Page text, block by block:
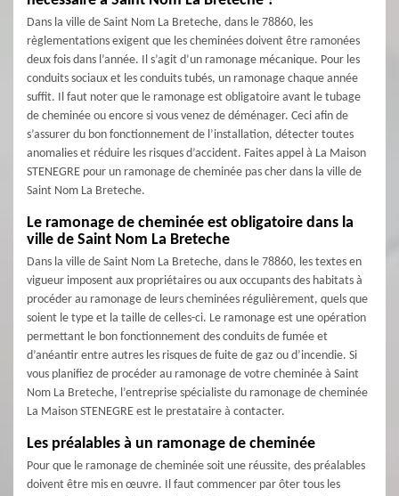
Dans la ville de Saint Nom La Breteche, dans le 78860, les
règlementations exigent que les cheminées doivent être ramonées
deux fois dans l’année. Il s’agit d’un ramonage mécanique. Pour les
conduits sociaux et les conduits tubés, un ramonage chaque année
suffit. Il faut noter que le ramonage est obligatoire avant le tubage
de cheminée ou encore si vous venez de déménager. Ceci afin de
s’assurer du bon fonctionnement de l’installation, détecter toutes
anomalies et réduire les risques d’accident. Faites appel à La Maison
STENEGRE pour un ramonage de cheminée pas cher dans la ville de
Saint Nom La Breteche.
Le ramonage de cheminée est obligatoire dans la
ville de Saint Nom La Breteche
Dans la ville de Saint Nom La Breteche, dans le 78860, les textes en
vigueur imposent aux propriétaires ou aux occupants des habitats à
procéder au ramonage de leurs cheminées régulièrement, quels que
soient le type et la taille de celles-ci. Le ramonage est une opération
permettant le bon fonctionnement des conduits de fumée et
d’anéantir entre autres les risques de fuite de gaz ou d’incendie. Si
vous planifiez de procéder au ramonage de votre cheminée à Saint
Nom La Breteche, l’entreprise spécialiste du ramonage de cheminée
La Maison STENEGRE est le prestataire à contacter.
Les préalables à un ramonage de cheminée
Pour que le ramonage de cheminée soit une réussite, des préalables
doivent être mis en œuvre. Il faut commencer par ôter tous les